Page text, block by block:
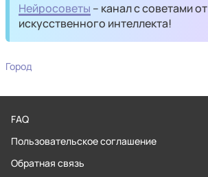
Нейросоветы – канал с советами от
искусственного интеллекта!
Город
FAQ
Пользовательское соглашение
Обратная связь